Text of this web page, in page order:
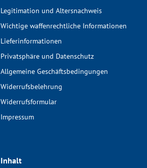
Legitimation und Altersnachweis
Wichtige waffenrechtliche Informationen
Lieferinformationen
Privatsphäre und Datenschutz
Allgemeine Geschäftsbedingungen
Widerrufsbelehrung
Widerrufsformular
Impressum
Inhalt